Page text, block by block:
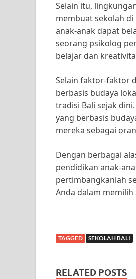
Selain itu,
membuat sekolah di
anak-anak dapat
seorang psikolog
belajar dan
Selain faktor-faktor
berbasis budaya
tradisi Bali sejak
yang berbasis
mereka sebagai
Dengan berbagai
pendidikan anak-
pertimbangkanlah
Anda dalam
TAGGED SEKOLAH BALI
RELATED POSTS